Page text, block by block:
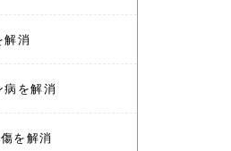
解消
病を解消
を解消